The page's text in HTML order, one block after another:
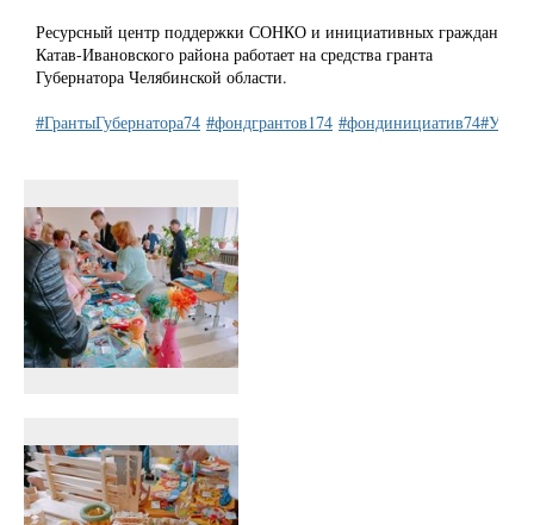
Ресурсный центр поддержки СОНКО и инициативных граждан
Катав-Ивановского района работает на средства гранта
Губернатора Челябинской области.
#ГрантыГубернатора74 #фондгрантов174 #фондинициатив74